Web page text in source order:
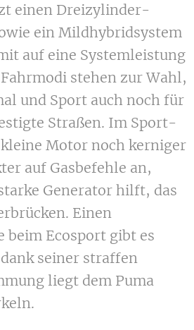
einen Dreizylinder-
ein Mildhybridsystem
auf eine Systemleistung
Fahrmodi stehen zur Wahl,
und Sport auch noch für
Straßen. Im Sport-
Motor noch kerniger
auf Gasbefehle an,
Generator hilft, das
Einen
Ecosport gibt es
seiner straffen
liegt dem Puma